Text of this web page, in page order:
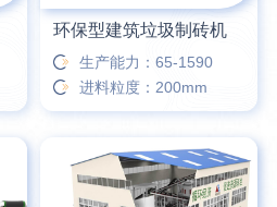
环保型建筑垃圾制砖机
生产能力：65-1590
进料粒度：200mm